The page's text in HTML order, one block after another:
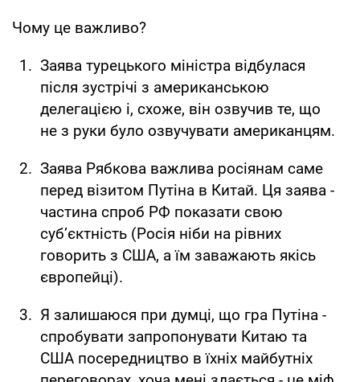
Чому це важливо?
Заява турецького міністра відбулася
після зустрічі з американською
делегацією і, схоже, він озвучив те, що
не з руки було озвучувати американцям.
Заява Рябкова важлива росіянам саме
перед візитом Путіна в Китай. Ця заява -
частина спроб РФ показати свою
субʼєктність (Росія ніби на рівних
говорить з США, а їм заважають якісь
європейці).
Я залишаюся при думці, що гра Путіна -
спробувати запропонувати Китаю та
США посередництво в їхніх майбутніх